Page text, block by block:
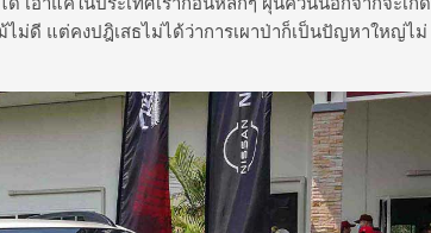
ไม่ดี แต่คงปฎิเสธไม่ได้ว่าการเผาป่าก็เป็นปัญหาใหญ่ไม่